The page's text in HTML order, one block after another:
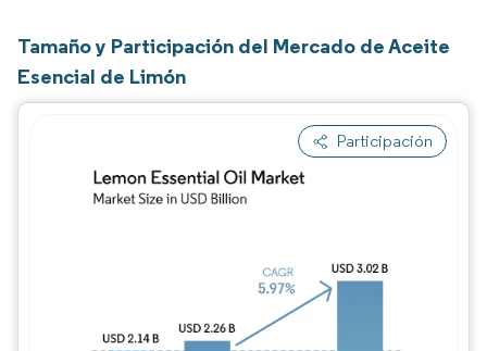
Tamaño y Participación del Mercado de Aceite
Esencial de Limón
Participación